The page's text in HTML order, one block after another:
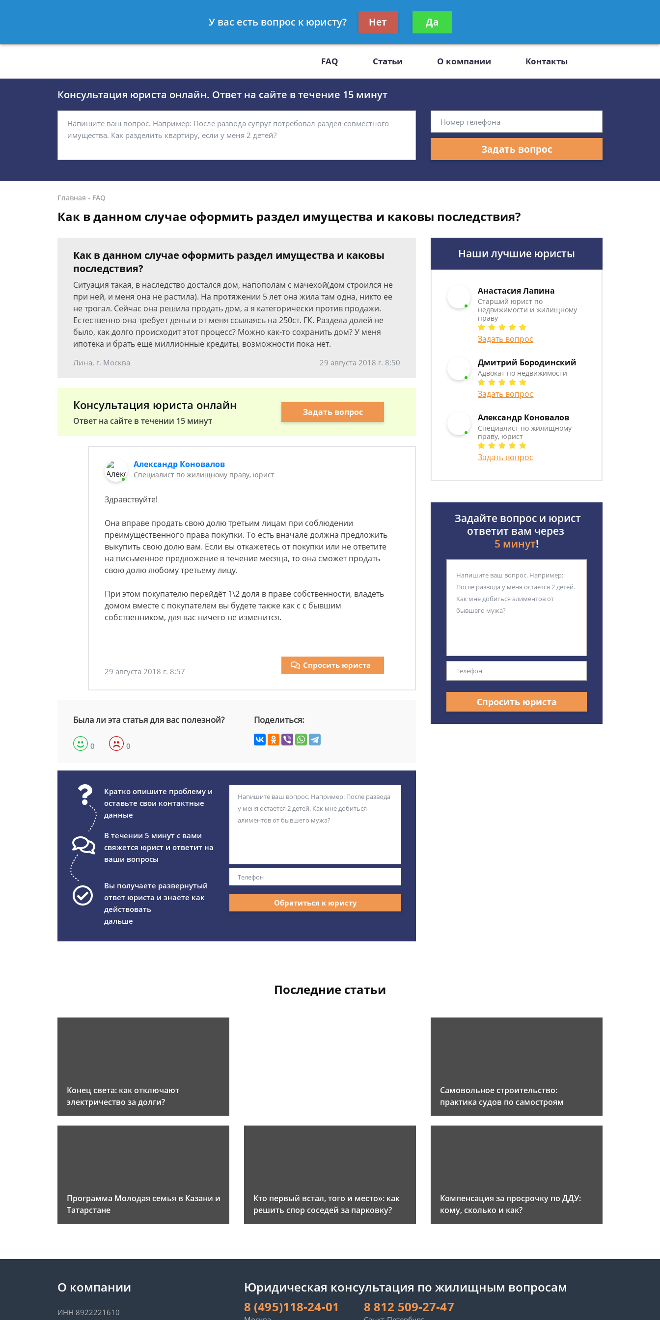
8 812 509-27-47
Получите консультацию
бесплатно
FAQ Статьи О компании Контакты
Консультация юриста онлайн. Ответ на сайте в течение 15 минут
Задать вопрос
Главная - FAQ
Как в данном случае оформить раздел имущества и каковы последствия?
Как в данном случае оформить раздел имущества и каковы
последствия?
Ситуация такая, в наследство достался дом, напополам с мачехой(дом строился не
при ней, и меня она не растила). На протяжении 5 лет она жила там одна, никто ее
не трогал. Сейчас она решила продать дом, а я категорически против продажи.
Естественно она требует деньги от меня ссылаясь на 250ст. ГК. Раздела долей не
было, как долго происходит этот процесс? Можно как-то сохранить дом? У меня
ипотека и брать еще миллионные кредиты, возможности пока нет.
Лина, г. Москва 29 августа 2018 г. 8:50
Консультация юриста онлайн
Ответ на сайте в течении 15 минут
Задать вопрос
Александр Коновалов
Специалист по жилищному праву, юрист
Здравствуйте!
Она вправе продать свою долю третьим лицам при соблюдении
преимущественного права покупки. То есть вначале должна предложить
выкупить свою долю вам. Если вы откажетесь от покупки или не ответите
на письменное предложение в течение месяца, то она сможет продать
свою долю любому третьему лицу.
При этом покупателю перейдёт 1\2 доля в праве собственности, владеть
домом вместе с покупателем вы будете также как с с бывшим
собственником, для вас ничего не изменится.
29 августа 2018 г. 8:57
Спросить юриста
Была ли эта статья для вас полезной?
0 0
Поделиться:
Кратко опишите проблему и
оставьте свои контактные
данные
В течении 5 минут с вами
свяжется юрист и ответит на
ваши вопросы
Вы получаете развернутый
ответ юриста и знаете как
действовать
дальше
Обратиться к юристу
Наши лучшие юристы
Анастасия Лапина
Старший юрист по
недвижимости и жилищному
праву
Задать вопрос
Дмитрий Бородинский
Адвокат по недвижимости
Задать вопрос
Александр Коновалов
Специалист по жилищному
праву, юрист
Задать вопрос
Задайте вопрос и юрист
ответит вам через
5 минут!
Спросить юриста
Последние статьи
Конец света: как отключают
электричество за долги?
Самовольное строительство:
практика судов по самостроям
Программа Молодая семья в Казани и
Татарстане
Кто первый встал, того и место»: как
решить спор соседей за парковку?
Компенсация за просрочку по ДДУ:
кому, сколько и как?
О компании
ИНН 8922221610
Юридическая консультация по жилищным вопросам
8 (495)118-24-01
8 812 509-27-47
У вас есть вопрос к юристу? Нет Да